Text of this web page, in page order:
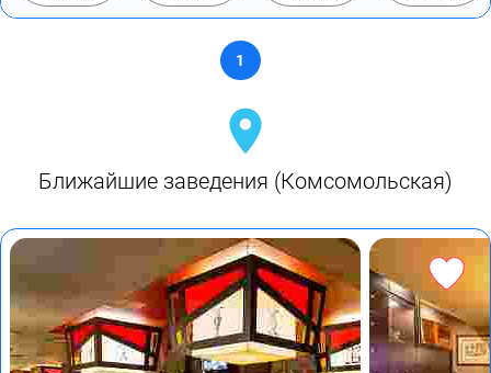
1
Ближайшие заведения (Комсомольская)